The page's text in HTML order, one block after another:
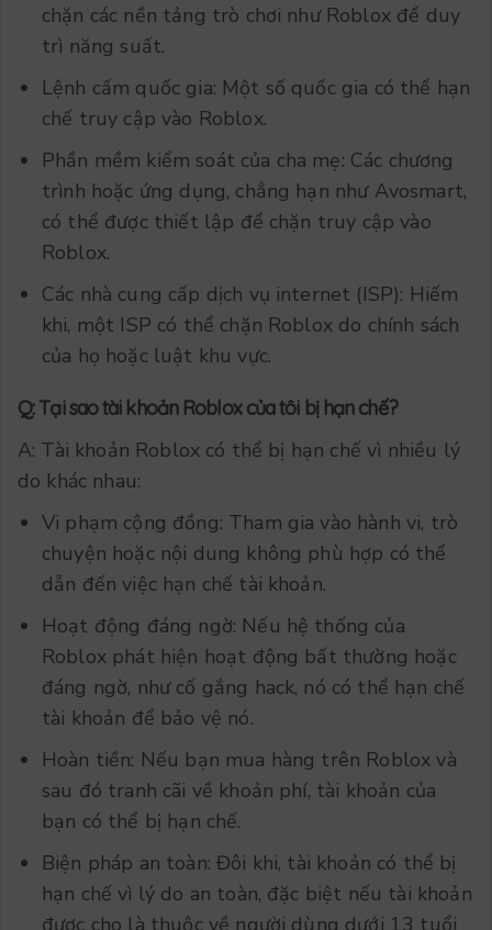
chặn các nền tảng trò chơi như Roblox để duy
trì năng suất.
Lệnh cấm quốc gia: Một số quốc gia có thể hạn
chế truy cập vào Roblox.
Phần mềm kiểm soát của cha mẹ: Các chương
trình hoặc ứng dụng, chẳng hạn như Avosmart,
có thể được thiết lập để chặn truy cập vào
Roblox.
Các nhà cung cấp dịch vụ internet (ISP): Hiếm
khi, một ISP có thể chặn Roblox do chính sách
của họ hoặc luật khu vực.
Q: Tại sao tài khoản Roblox của tôi bị hạn chế?
A: Tài khoản Roblox có thể bị hạn chế vì nhiều lý
do khác nhau:
Vi phạm cộng đồng: Tham gia vào hành vi, trò
chuyện hoặc nội dung không phù hợp có thể
dẫn đến việc hạn chế tài khoản.
Hoạt động đáng ngờ: Nếu hệ thống của
Roblox phát hiện hoạt động bất thường hoặc
đáng ngờ, như cố gắng hack, nó có thể hạn chế
tài khoản để bảo vệ nó.
Hoàn tiền: Nếu bạn mua hàng trên Roblox và
sau đó tranh cãi về khoản phí, tài khoản của
bạn có thể bị hạn chế.
Biện pháp an toàn: Đôi khi, tài khoản có thể bị
hạn chế vì lý do an toàn, đặc biệt nếu tài khoản
được cho là thuộc về người dùng dưới 13 tuổi